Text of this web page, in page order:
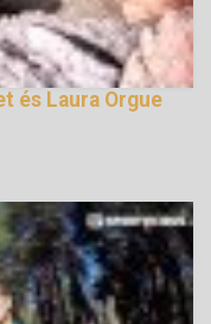
és Laura Orgue